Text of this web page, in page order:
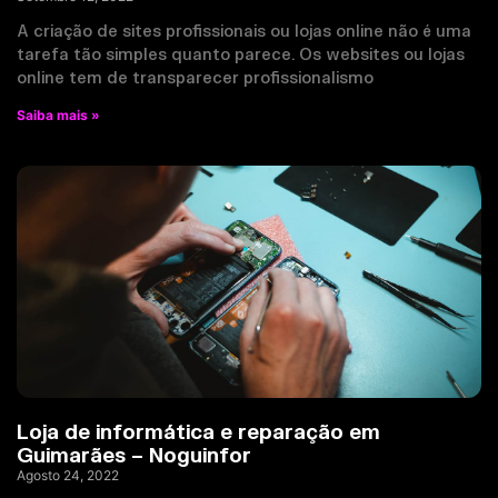
A criação de sites profissionais ou lojas online não é uma
tarefa tão simples quanto parece. Os websites ou lojas
online tem de transparecer profissionalismo
Saiba mais »
Loja de informática e reparação em
Guimarães – Noguinfor
Agosto 24, 2022